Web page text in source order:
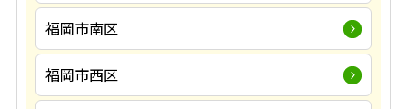
福岡市南区
福岡市西区